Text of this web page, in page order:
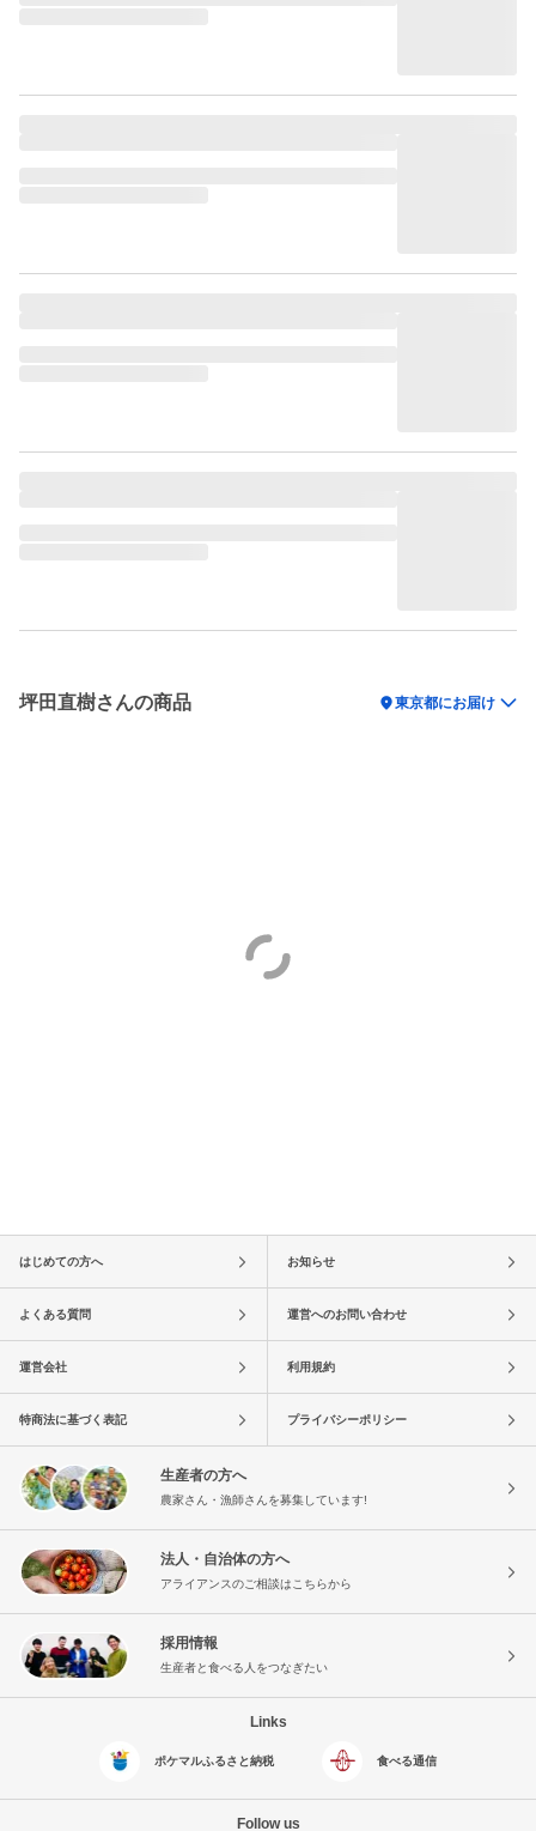
坪田直樹さんの商品 location_on東京都にお届け
はじめての方へ お知らせ
よくある質問 運営へのお問い合わせ
運営会社 利用規約
特商法に基づく表記 プライバシーポリシー
生産者の方へ
農家さん・漁師さんを募集しています!
法人・自治体の方へ
アライアンスのご相談はこちらから
採用情報
生産者と食べる人をつなぎたい
Links
ポケマルふるさと納税 食べる通信
Follow us